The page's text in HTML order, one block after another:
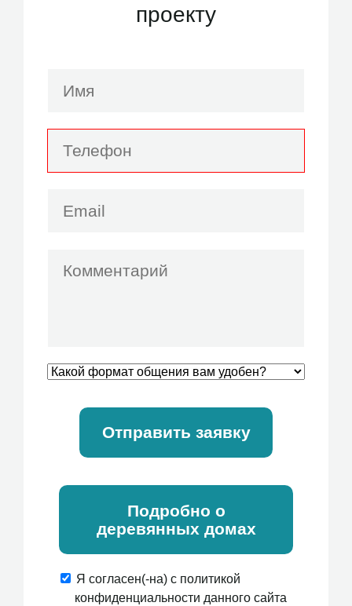
проекту
Отправить заявку
Подробно о
деревянных домах
Я согласен(-на) с политикой
конфиденциальности данного сайта